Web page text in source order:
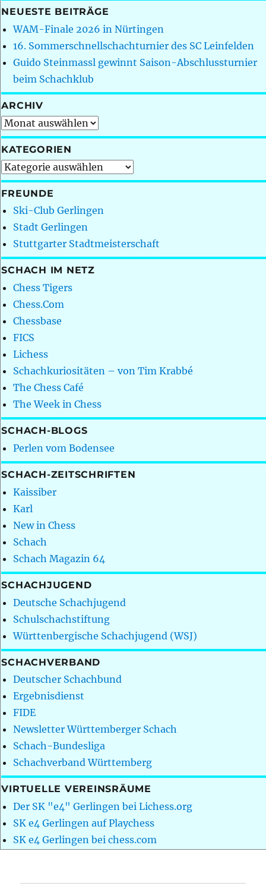
NEUESTE BEITRÄGE
WAM-Finale 2026 in Nürtingen
16. Sommerschnellschachturnier des SC Leinfelden
Guido Steinmassl gewinnt Saison-Abschlussturnier
beim Schachklub
ARCHIV
Archiv
KATEGORIEN
Kategorien
FREUNDE
Ski-Club Gerlingen
Stadt Gerlingen
Stuttgarter Stadtmeisterschaft
SCHACH IM NETZ
Chess Tigers
Chess.Com
Chessbase
FICS
Lichess
Schachkuriositäten – von Tim Krabbé
The Chess Café
The Week in Chess
SCHACH-BLOGS
Perlen vom Bodensee
SCHACH-ZEITSCHRIFTEN
Kaissiber
Karl
New in Chess
Schach
Schach Magazin 64
SCHACHJUGEND
Deutsche Schachjugend
Schulschachstiftung
Württenbergische Schachjugend (WSJ)
SCHACHVERBAND
Deutscher Schachbund
Ergebnisdienst
FIDE
Newsletter Württemberger Schach
Schach-Bundesliga
Schachverband Württemberg
VIRTUELLE VEREINSRÄUME
Der SK "e4" Gerlingen bei Lichess.org
SK e4 Gerlingen auf Playchess
SK e4 Gerlingen bei chess.com